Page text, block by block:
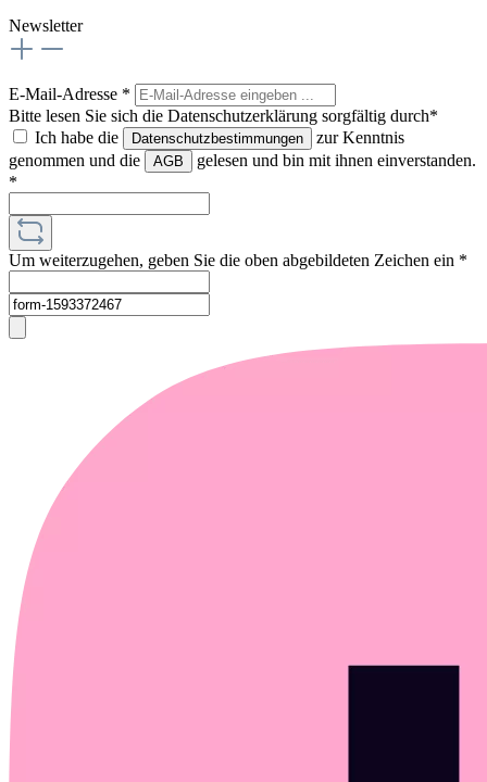
Newsletter
E-Mail-Adresse *
Bitte lesen Sie sich die Datenschutzerklärung sorgfältig durch*
Ich habe die
Datenschutzbestimmungen
zur Kenntnis
genommen und die
AGB
gelesen und bin mit ihnen einverstanden.
*
Um weiterzugehen, geben Sie die oben abgebildeten Zeichen ein *